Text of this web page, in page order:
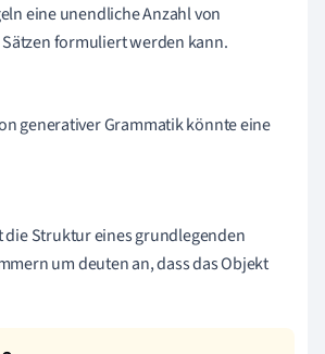
eine unendliche Anzahl von
formuliert werden kann.
generativer Grammatik könnte eine
die Struktur eines grundlegenden
umdeuten an, dass das Objekt